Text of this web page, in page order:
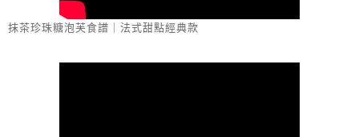
抹茶珍珠糖泡芙食譜｜法式甜點經典款